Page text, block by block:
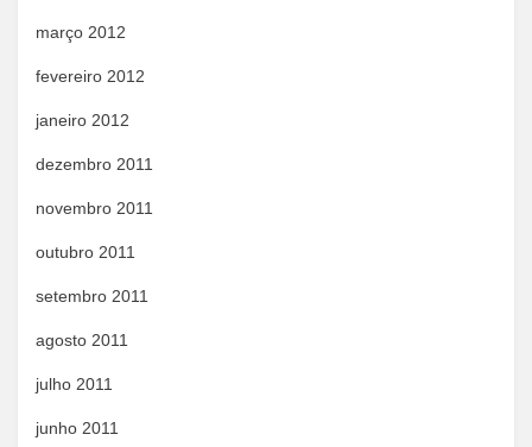
março 2012
fevereiro 2012
janeiro 2012
dezembro 2011
novembro 2011
outubro 2011
setembro 2011
agosto 2011
julho 2011
junho 2011